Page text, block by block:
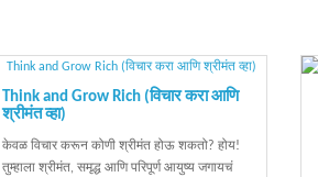
Think and Grow Rich (विचार करा आणि
श्रीमंत व्हा)
केवळ विचार करून कोणी श्रीमंत होऊ शकतो? होय!
तुम्हाला श्रीमंत, समृद्ध आणि परिपूर्ण आयुष्य जगायचं